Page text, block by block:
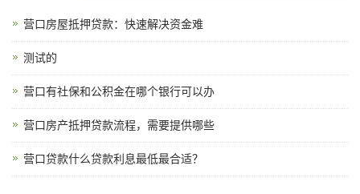
营口房屋抵押贷款：快速解决资金难
测试的
营口有社保和公积金在哪个银行可以办
营口房产抵押贷款流程，需要提供哪些
营口贷款什么贷款利息最低最合适？